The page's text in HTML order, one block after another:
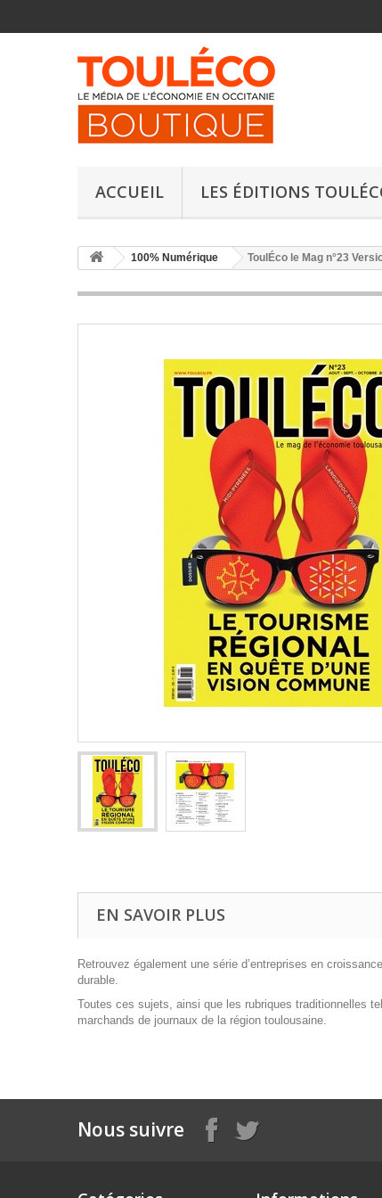
ACCUEIL LES ÉDITIONS
100% Numérique ToulÉco le Mag n°23
EN SAVOIR PLUS
Retrouvez également une série d’entreprises en
durable.
Toutes ces sujets, ainsi que les rubriques traditionnelles
marchands de journaux de la région toulousaine.
Nous suivre